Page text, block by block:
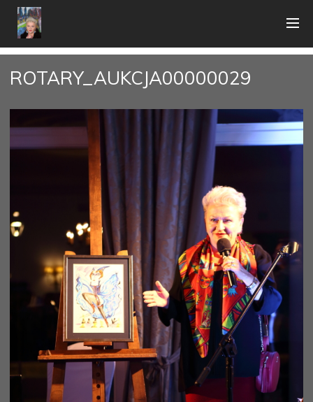
ROTARY_AUKCJA00000029